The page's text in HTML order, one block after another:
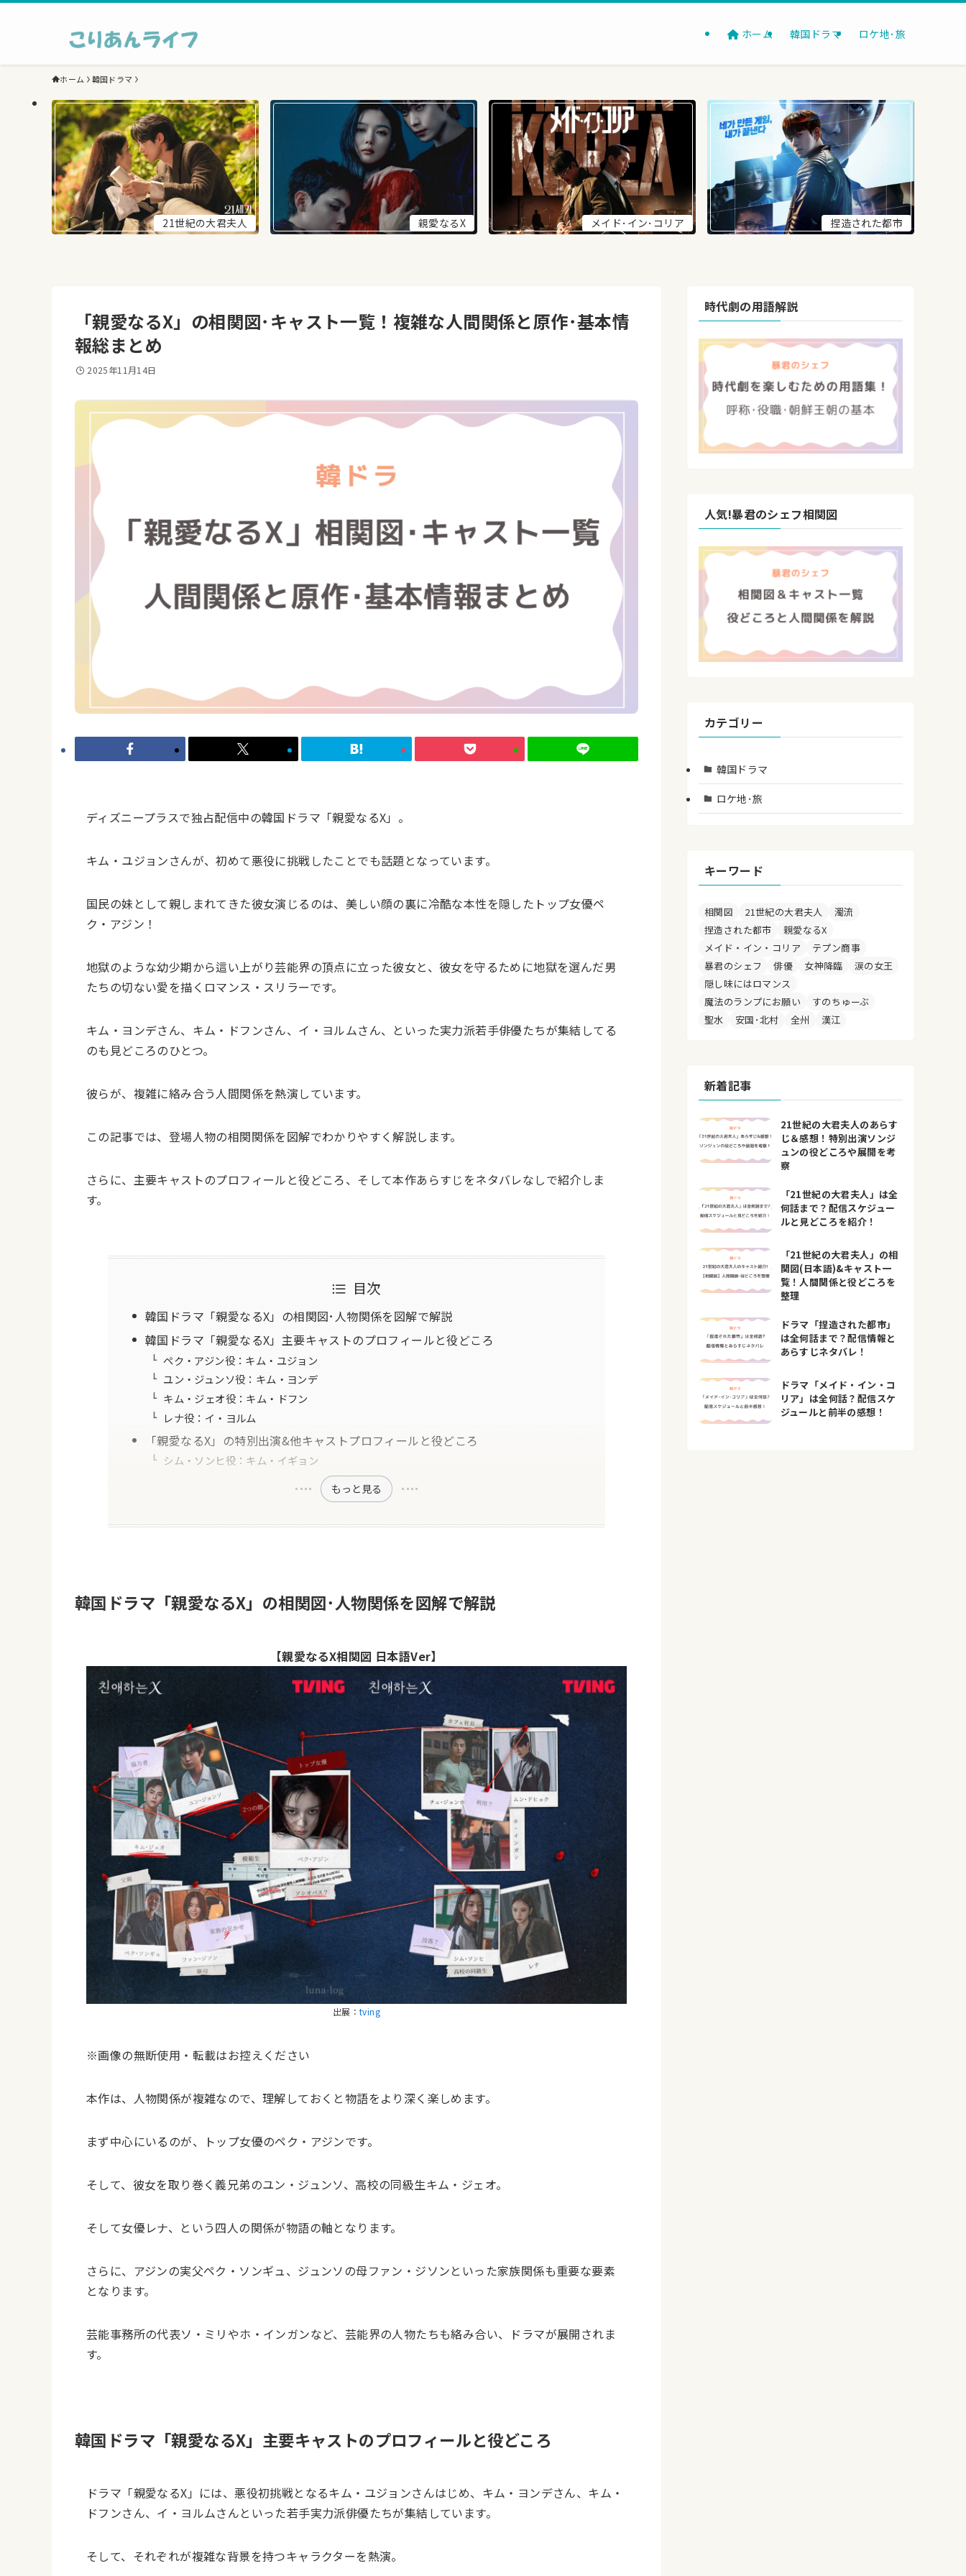
ホーム 韓国ドラマ ロケ地･旅
ホーム 韓国ドラマ
21世紀の大君夫人 親愛なるX メイド･イン･コリア 捏造された都市
「親愛なるX」の相関図･キャスト一覧！複雑な人間関係と原作･基本情
報総まとめ
2025年11月14日
ディズニープラスで独占配信中の韓国ドラマ「親愛なるX」。
キム・ユジョンさんが、初めて悪役に挑戦したことでも話題となっています。
国民の妹として親しまれてきた彼女演じるのは、美しい顔の裏に冷酷な本性を隠したトップ女優ペ
ク・アジン！
地獄のような幼少期から這い上がり芸能界の頂点に立った彼女と、彼女を守るために地獄を選んだ男
たちの切ない愛を描くロマンス・スリラーです。
キム・ヨンデさん、キム・ドフンさん、イ・ヨルムさん、といった実力派若手俳優たちが集結してる
のも見どころのひとつ。
彼らが、複雑に絡み合う人間関係を熱演しています。
この記事では、登場人物の相関関係を図解でわかりやすく解説します。
さらに、主要キャストのプロフィールと役どころ、そして本作あらすじをネタバレなしで紹介しま
す。
目次
韓国ドラマ「親愛なるX」の相関図･人物関係を図解で解説
韓国ドラマ「親愛なるX」主要キャストのプロフィールと役どころ
ペク・アジン役：キム・ユジョン
ユン・ジュンソ役：キム・ヨンデ
キム・ジェオ役：キム・ドフン
レナ役：イ・ヨルム
「親愛なるX」の特別出演&他キャストプロフィールと役どころ
シム・ソンヒ役：キム・イギョン
もっと見る
韓国ドラマ「親愛なるX」の相関図･人物関係を図解で解説
【親愛なるX相関図 日本語Ver】
出展：tving
※画像の無断使用・転載はお控えください
本作は、人物関係が複雑なので、理解しておくと物語をより深く楽しめます。
まず中心にいるのが、トップ女優のペク・アジンです。
そして、彼女を取り巻く義兄弟のユン・ジュンソ、高校の同級生キム・ジェオ。
そして女優レナ、という四人の関係が物語の軸となります。
さらに、アジンの実父ペク・ソンギュ、ジュンソの母ファン・ジソンといった家族関係も重要な要素
となります。
芸能事務所の代表ソ・ミリやホ・インガンなど、芸能界の人物たちも絡み合い、ドラマが展開されま
す。
韓国ドラマ「親愛なるX」主要キャストのプロフィールと役どころ
ドラマ「親愛なるX」には、悪役初挑戦となるキム・ユジョンさんはじめ、キム・ヨンデさん、キム・
ドフンさん、イ・ヨルムさんといった若手実力派俳優たちが集結しています。
そして、それぞれが複雑な背景を持つキャラクターを熱演。
時代劇の用語解説
人気!暴君のシェフ相関図
カテゴリー
韓国ドラマ
ロケ地･旅
キーワード
相関図 21世紀の大君夫人
濁流
捏造された都市
親愛なるX
メイド・イン・コリア
テプン商事
暴君のシェフ
俳優 女神降臨
涙の女王
隠し味にはロマンス
魔法のランプにお願い
すのちゅーぶ
聖水
安国･北村 全州 漢江
新着記事
21世紀の大君夫人のあらす
じ＆感想！特別出演ソンジ
ュンの役どころや展開を考
察
「21世紀の大君夫人」は全
何話まで？配信スケジュー
ルと見どころを紹介！
「21世紀の大君夫人」の相
関図(日本語)&キャスト一
覧！人間関係と役どころを
整理
ドラマ「捏造された都市」
は全何話まで？配信情報と
あらすじネタバレ！
ドラマ「メイド・イン・コ
リア」は全何話？配信スケ
ジュールと前半の感想！